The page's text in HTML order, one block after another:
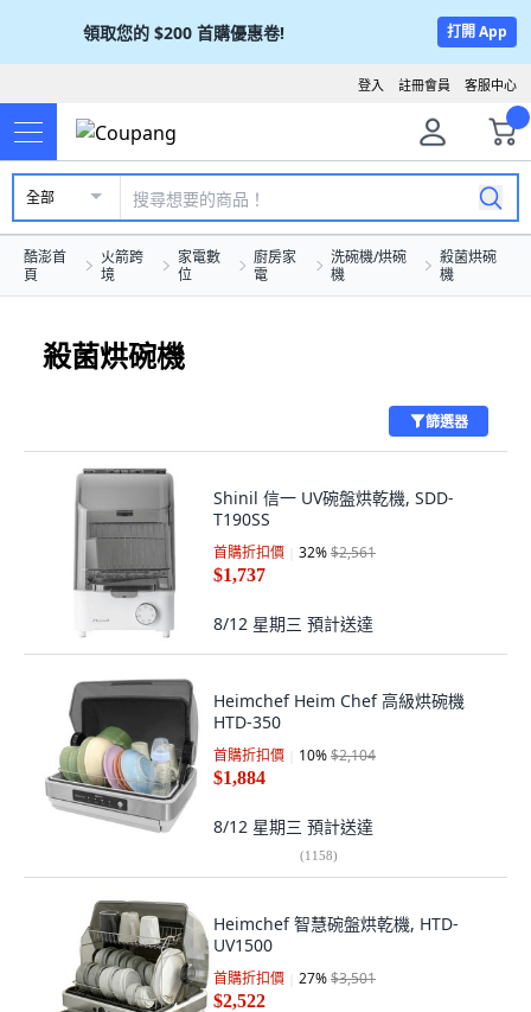
領取您的 $200 首購優惠卷! 打開 App
客服中心
註冊會員
登入
全部
酷澎首
頁
火箭跨
境
家電數
位
廚房家
電
洗碗機/烘碗
機
殺菌烘碗
機
殺菌烘碗機
篩選器
Shinil 信一 UV碗盤烘乾機, SDD-
T190SS
首購折扣價 32%$2,561
$1,737
8/12 星期三 預計送達
Heimchef Heim Chef 高級烘碗機
HTD-350
首購折扣價 10%$2,104
$1,884
8/12 星期三 預計送達
(1158)
Heimchef 智慧碗盤烘乾機, HTD-
UV1500
首購折扣價 27%$3,501
$2,522